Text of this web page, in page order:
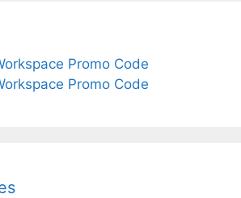
Promo Code
Promo Code